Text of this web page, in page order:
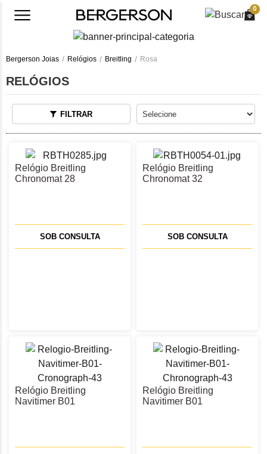
0
Bergerson Joias Relógios Breitling Rosa
RELÓGIOS
FILTRAR
Relógio Breitling
Chronomat 28
SOB CONSULTA
Relógio Breitling
Chronomat 32
SOB CONSULTA
Relógio Breitling
Navitimer B01
Relógio Breitling
Navitimer B01